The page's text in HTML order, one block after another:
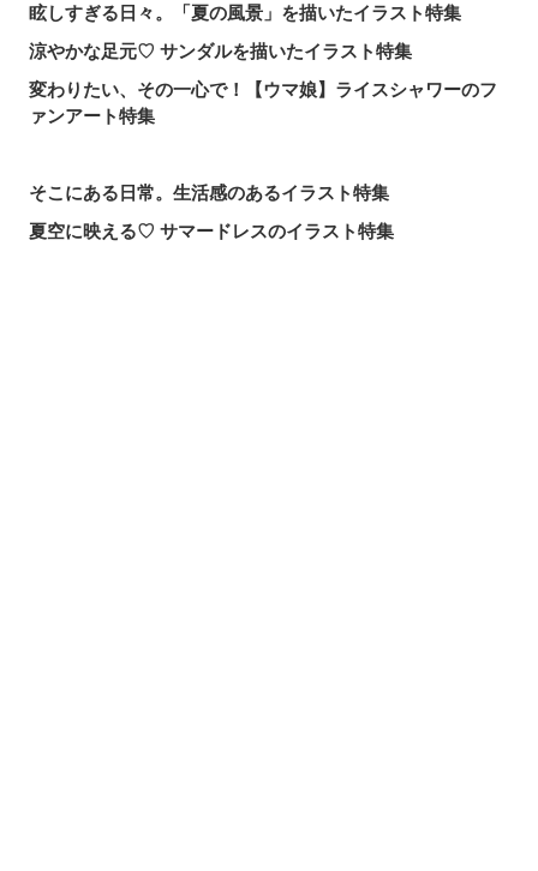
眩しすぎる日々。「夏の風景」を描いたイラスト特集
涼やかな足元♡ サンダルを描いたイラスト特集
変わりたい、その一心で！【ウマ娘】ライスシャワーのフ
ァンアート特集
そこにある日常。生活感のあるイラスト特集
夏空に映える♡ サマードレスのイラスト特集